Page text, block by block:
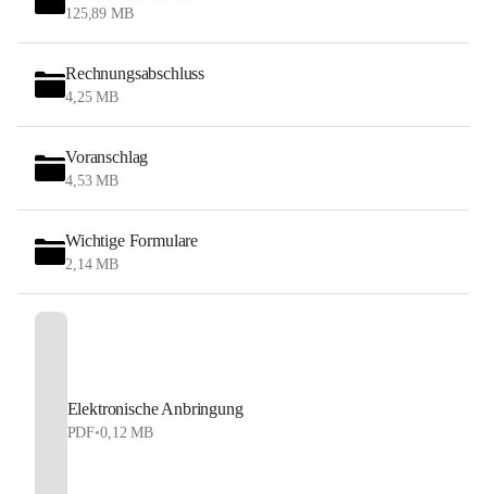
125,89 MB
Rechnungsabschluss
4,25 MB
Voranschlag
4,53 MB
Wichtige Formulare
2,14 MB
Elektronische Anbringung
PDF•0,12 MB